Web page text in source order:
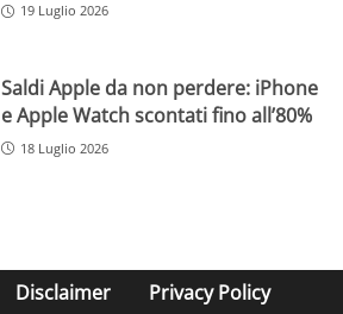
19 Luglio 2026
Saldi Apple da non perdere: iPhone
e Apple Watch scontati fino all’80%
18 Luglio 2026
Disclaimer Privacy Policy